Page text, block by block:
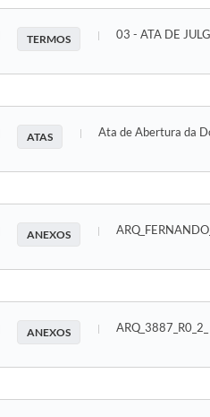
TERMOS 03 - ATA DE
ATAS Ata de Abertura da
ANEXOS
ANEXOS ARQ_3887_R0_2_